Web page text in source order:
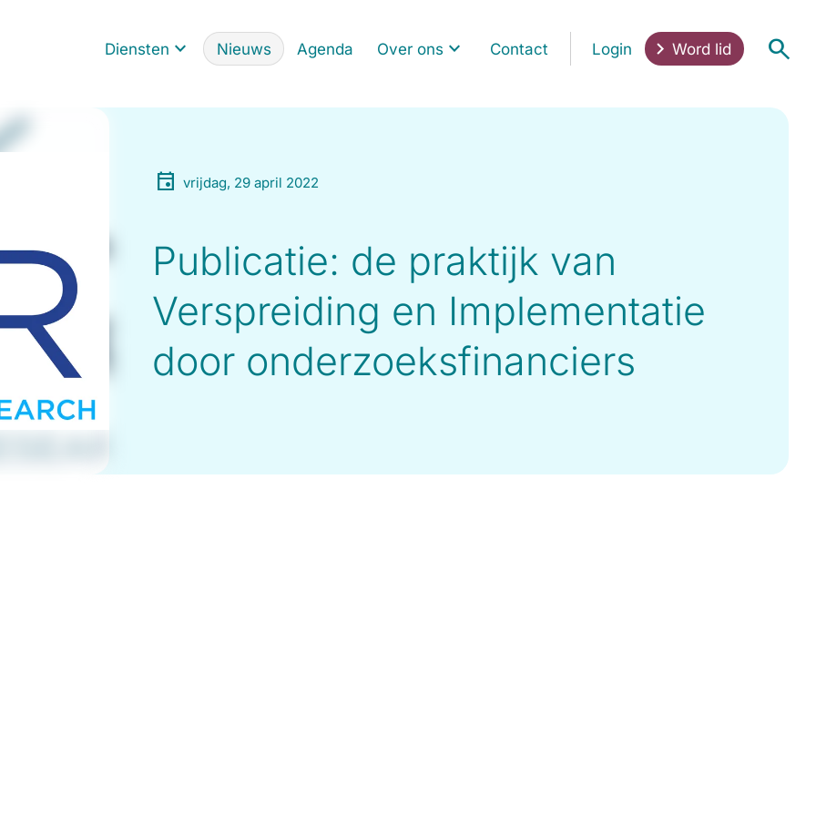
Diensten Nieuws Agenda Over ons Contact Login Word lid
Publicatie: de praktijk van
Verspreiding en Implementatie
door onderzoeksfinanciers
vrijdag, 29 april 2022